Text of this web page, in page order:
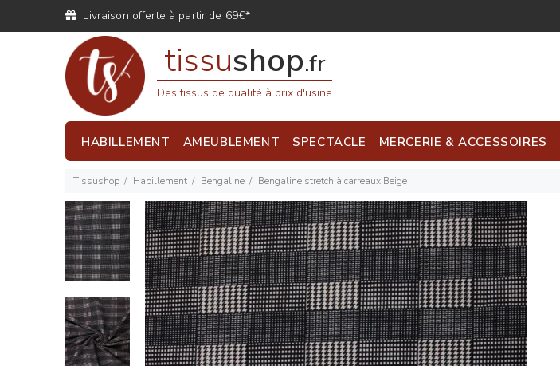
Livraison offerte à partir de 69€*
tissushop.fr
Des tissus de qualité à prix d'usine
HABILLEMENT AMEUBLEMENT SPECTACLE MERCERIE & ACCESSOIRES
Tissushop Habillement Bengaline Bengaline stretch à carreaux Beige